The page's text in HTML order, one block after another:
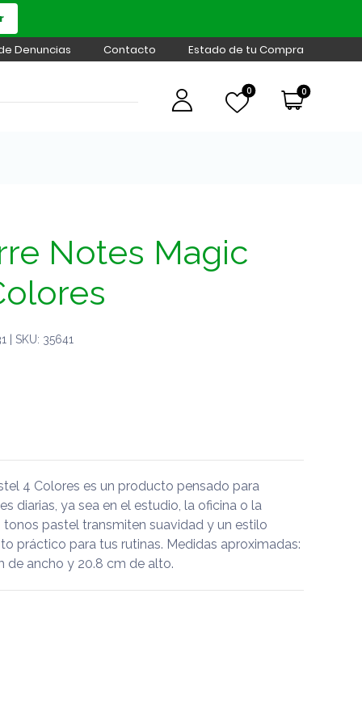
Denuncias Contacto Estado de tu Compra
0 0
Notes Magic
| SKU: 35641
4 Colores es un producto pensado para
diarias, ya sea en el estudio, la oficina o la
pastel transmiten suavidad y un estilo
práctico para tus rutinas. Medidas aproximadas:
de ancho y 20.8 cm de alto.